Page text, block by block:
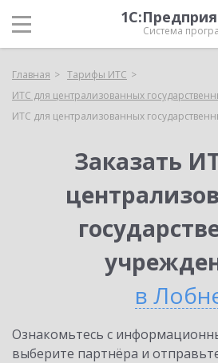
Система
Главная
Тарифы ИТС
ИТС для централизованных
ИТС для централизованных
Заказать
в
Ознакомьтесь с
выберите партнёра и